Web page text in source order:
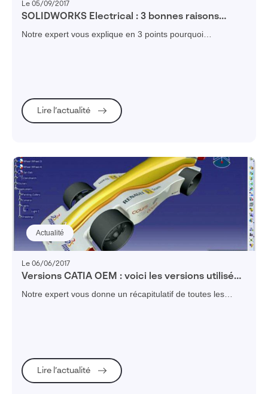
Le 05/09/2017
SOLIDWORKS Electrical : 3 bonnes raisons
d’utiliser cette solution de conception
électrique
Notre expert vous explique en 3 points pourquoi
Lire l’actualité
Actualité
Le 06/06/2017
Versions CATIA OEM : voici les versions utilisées
par les constructeurs automobiles
Notre expert vous donne un récapitulatif de toutes les
Lire l’actualité